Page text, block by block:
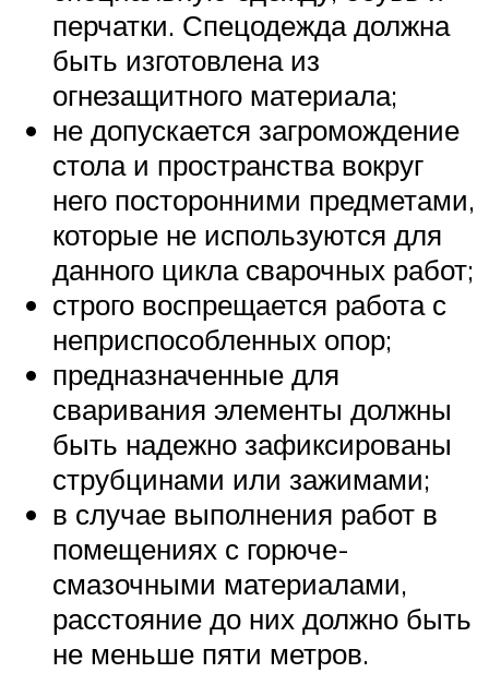
перчатки. Спецодежда должна
быть изготовлена из
огнезащитного материала;
не допускается загромождение
стола и пространства вокруг
него посторонними предметами,
которые не используются для
данного цикла сварочных работ;
строго воспрещается работа с
неприспособленных опор;
предназначенные для
сваривания элементы должны
быть надежно зафиксированы
струбцинами или зажимами;
в случае выполнения работ в
помещениях с горюче-
смазочными материалами,
расстояние до них должно быть
не меньше пяти метров.